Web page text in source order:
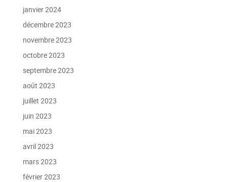
janvier 2024
décembre 2023
novembre 2023
octobre 2023
septembre 2023
août 2023
juillet 2023
juin 2023
mai 2023
avril 2023
mars 2023
février 2023